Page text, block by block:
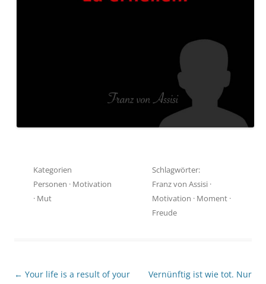
Kategorien
Personen · Motivation
· Mut
Schlagwörter:
Franz von Assisi ·
Motivation · Moment ·
Freude
Beitragsnavigation
← Your life is a result of your
Vernünftig ist wie tot. Nur